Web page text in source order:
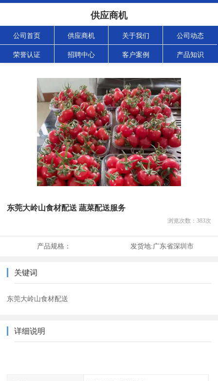
供应商机
公司首页 供应商机 关于我们 公司动态
荣誉认证 招聘中心 客户案例 产品知识
东莞大岭山食材配送 蔬菜配送服务
浏览次数： 383次
产品规格： 发货地:广东省深圳市
关键词
东莞大岭山食材配送
详细说明